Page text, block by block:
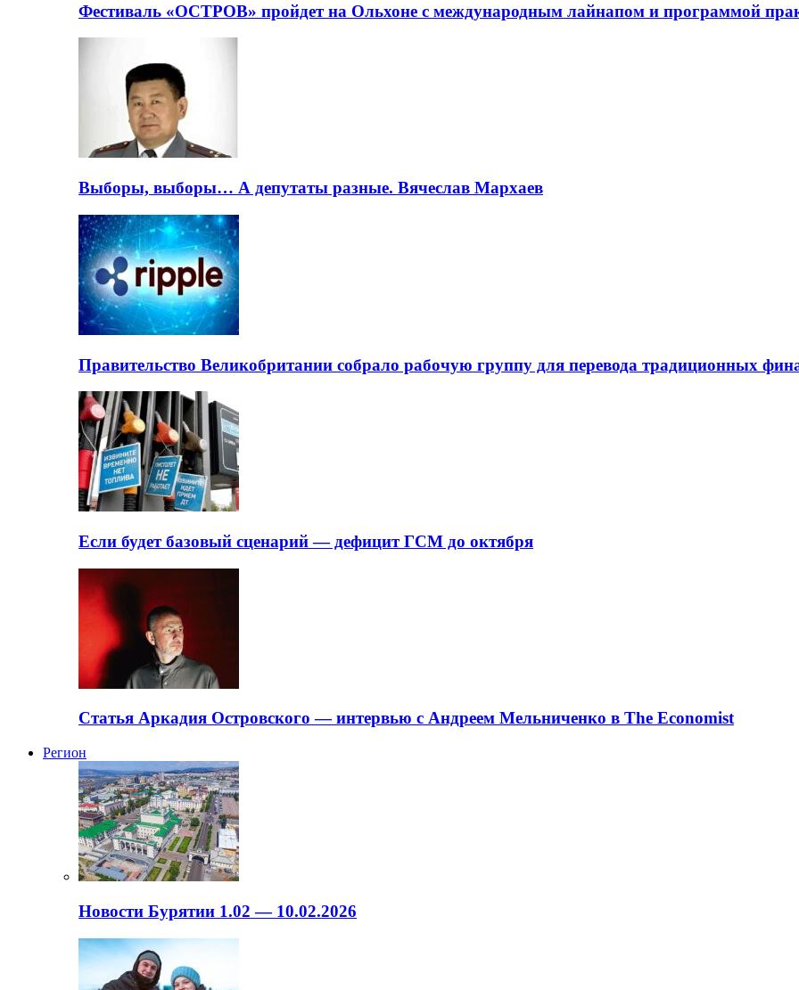
Фестиваль «ОСТРОВ» пройдет на Ольхоне с международным лайнапом и программой
Выборы, выборы… А депутаты разные. Вячеслав Мархаев
Правительство Великобритании собрало рабочую группу для перевода традиционных
Если будет базовый сценарий — дефицит ГСМ до октября
Статья Аркадия Островского — интервью с Андреем Мельниченко в The Economist
Регион
Новости Бурятии 1.02 — 10.02.2026